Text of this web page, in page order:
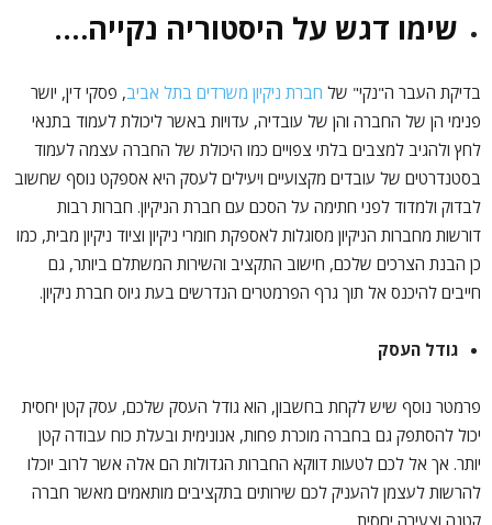
שימו דגש על היסטוריה נקייה….
בדיקת העבר ה"נקי" של חברת ניקיון משרדים בתל אביב, פסקי דין, יושר
פנימי הן של החברה והן של עובדיה, עדויות באשר ליכולת לעמוד בתנאי
לחץ ולהגיב למצבים בלתי צפויים כמו היכולת של החברה עצמה לעמוד
בסטנדרטים של עובדים מקצועיים ויעילים לעסק היא אספקט נוסף שחשוב
לבדוק ולמדוד לפני חתימה על הסכם עם חברת הניקיון. חברות רבות
דורשות מחברות הניקיון מסוגלות לאספקת חומרי ניקיון וציוד ניקיון מבית, כמו
כן הבנת הצרכים שלכם, חישוב התקציב והשירות המשתלם ביותר, גם
חייבים להיכנס אל תוך גרף הפרמטרים הנדרשים בעת גיוס חברת ניקיון.
גודל העסק
פרמטר נוסף שיש לקחת בחשבון, הוא גודל העסק שלכם, עסק קטן יחסית
יכול להסתפק גם בחברה מוכרת פחות, אנונימית ובעלת כוח עבודה קטן
יותר. אך אל לכם לטעות דווקא החברות הגדולות הם אלה אשר לרוב יוכלו
להרשות לעצמן להעניק לכם שירותים בתקציבים מותאמים מאשר חברה